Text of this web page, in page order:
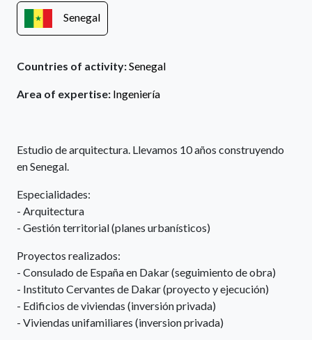
Senegal
Countries of activity:Senegal
Area of expertise: Ingeniería
Estudio de arquitectura. Llevamos 10 años construyendo
en Senegal.
Especialidades:
- Arquitectura
- Gestión territorial (planes urbanísticos)
Proyectos realizados:
- Consulado de España en Dakar (seguimiento de obra)
- Instituto Cervantes de Dakar (proyecto y ejecución)
- Edificios de viviendas (inversión privada)
- Viviendas unifamiliares (inversion privada)